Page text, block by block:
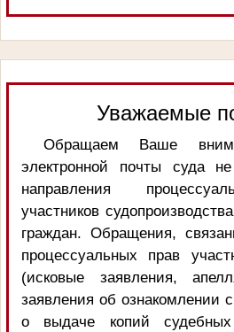
Уважаемые
Обращаем Ваше
электронной почты суда
направления
участников
граждан. Обращения,
процессуальных прав
(исковые заявления,
заявления об ознакомлении
о выдаче копий